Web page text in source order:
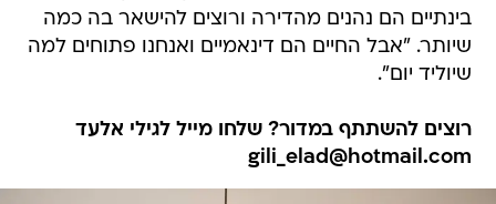
בינתיים הם נהנים מהדירה ורוצים להישאר בה כמה
שיותר. "אבל החיים הם דינאמיים ואנחנו פתוחים למה
שיוליד יום".
רוצים להשתתף במדור? שלחו מייל לגילי אלעד
gili_elad@hotmail.com